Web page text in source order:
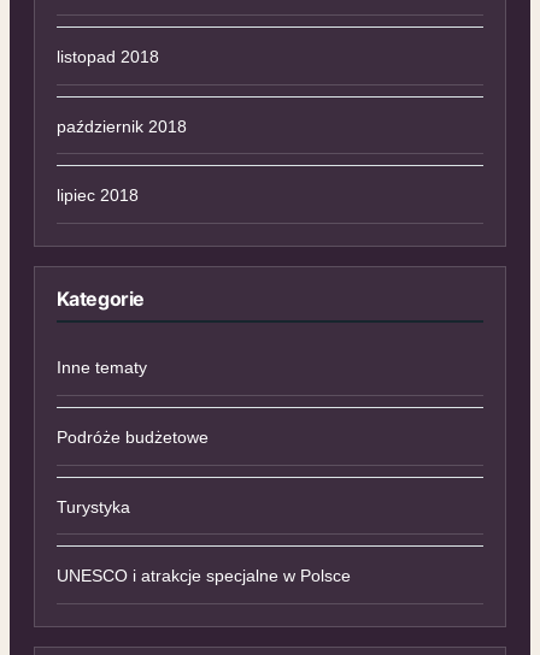
listopad 2018
październik 2018
lipiec 2018
Kategorie
Inne tematy
Podróże budżetowe
Turystyka
UNESCO i atrakcje specjalne w Polsce